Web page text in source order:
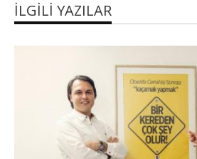
İLGILI YAZILAR